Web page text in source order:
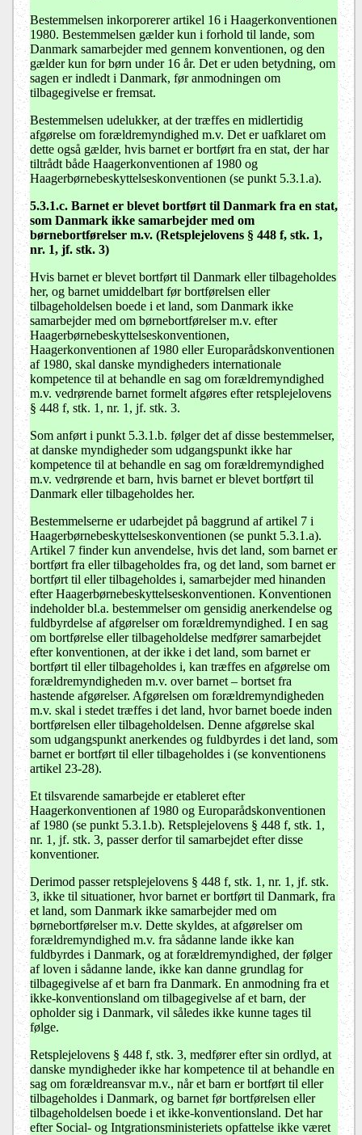
Bestemmelsen inkorporerer artikel 16 i Haagerkonventionen
1980. Bestemmelsen gælder kun i forhold til lande, som
Danmark samarbejder med gennem konventionen, og den
gælder kun for børn under 16 år. Det er uden betydning, om
sagen er indledt i Danmark, før anmodningen om
tilbagegivelse er fremsat.
Bestemmelsen udelukker, at der træffes en midlertidig
afgørelse om forældremyndighed m.v. Det er uafklaret om
dette også gælder, hvis barnet er bortført fra en stat, der har
tiltrådt både Haagerkonventionen af 1980 og
Haagerbørnebeskyttelseskonventionen (se punkt 5.3.1.a).
5.3.1.c. Barnet er blevet bortført til Danmark fra en stat,
som Danmark ikke samarbejder med om
børnebortførelser m.v. (Retsplejelovens § 448 f, stk. 1,
nr. 1, jf. stk. 3)
Hvis barnet er blevet bortført til Danmark eller tilbageholdes
her, og barnet umiddelbart før bortførelsen eller
tilbageholdelsen boede i et land, som Danmark ikke
samarbejder med om børnebortførelser m.v. efter
Haagerbørnebeskyttelseskonventionen,
Haagerkonventionen af 1980 eller Europarådskonventionen
af 1980, skal danske myndigheders internationale
kompetence til at behandle en sag om forældremyndighed
m.v. vedrørende barnet formelt afgøres efter retsplejelovens
§ 448 f, stk. 1, nr. 1, jf. stk. 3.
Som anført i punkt 5.3.1.b. følger det af disse bestemmelser,
at danske myndigheder som udgangspunkt ikke har
kompetence til at behandle en sag om forældremyndighed
m.v. vedrørende et barn, hvis barnet er blevet bortført til
Danmark eller tilbageholdes her.
Bestemmelserne er udarbejdet på baggrund af artikel 7 i
Haagerbørnebeskyttelseskonventionen (se punkt 5.3.1.a).
Artikel 7 finder kun anvendelse, hvis det land, som barnet er
bortført fra eller tilbageholdes fra, og det land, som barnet er
bortført til eller tilbageholdes i, samarbejder med hinanden
efter Haagerbørnebeskyttelseskonventionen. Konventionen
indeholder bl.a. bestemmelser om gensidig anerkendelse og
fuldbyrdelse af afgørelser om forældremyndighed. I en sag
om bortførelse eller tilbageholdelse medfører samarbejdet
efter konventionen, at der ikke i det land, som barnet er
bortført til eller tilbageholdes i, kan træffes en afgørelse om
forældremyndigheden m.v. over barnet – bortset fra
hastende afgørelser. Afgørelsen om forældremyndigheden
m.v. skal i stedet træffes i det land, hvor barnet boede inden
bortførelsen eller tilbageholdelsen. Denne afgørelse skal
som udgangspunkt anerkendes og fuldbyrdes i det land, som
barnet er bortført til eller tilbageholdes i (se konventionens
artikel 23-28).
Et tilsvarende samarbejde er etableret efter
Haagerkonventionen af 1980 og Europarådskonventionen
af 1980 (se punkt 5.3.1.b). Retsplejelovens § 448 f, stk. 1,
nr. 1, jf. stk. 3, passer derfor til samarbejdet efter disse
konventioner.
Derimod passer retsplejelovens § 448 f, stk. 1, nr. 1, jf. stk.
3, ikke til situationer, hvor barnet er bortført til Danmark, fra
et land, som Danmark ikke samarbejder med om
børnebortførelser m.v. Dette skyldes, at afgørelser om
forældremyndighed m.v. fra sådanne lande ikke kan
fuldbyrdes i Danmark, og at forældremyndighed, der følger
af loven i sådanne lande, ikke kan danne grundlag for
tilbagegivelse af et barn fra Danmark. En anmodning fra et
ikke-konventionsland om tilbagegivelse af et barn, der
opholder sig i Danmark, vil således ikke kunne tages til
følge.
Retsplejelovens § 448 f, stk. 3, medfører efter sin ordlyd, at
danske myndigheder ikke har kompetence til at behandle en
sag om forældreansvar m.v., når et barn er bortført til eller
tilbageholdes i Danmark, og barnet før bortførelsen eller
tilbageholdelsen boede i et ikke-konventionsland. Det har
efter Social- og Intgrationsministeriets opfattelse ikke været